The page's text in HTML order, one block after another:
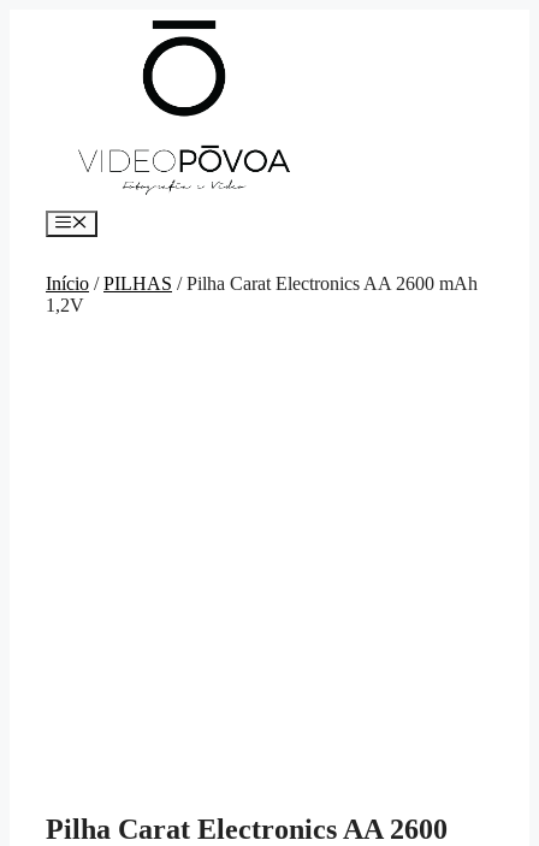
Menu
Início /PILHAS / Pilha Carat Electronics AA 2600 mAh
1,2V
Pilha Carat Electronics AA 2600